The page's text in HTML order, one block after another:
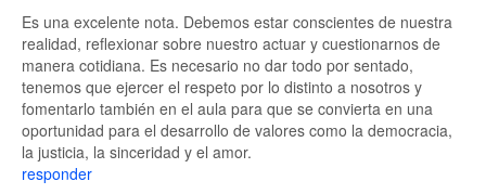
Es una excelente nota. Debemos estar conscientes de nuestra
realidad, reflexionar sobre nuestro actuar y cuestionarnos de
manera cotidiana. Es necesario no dar todo por sentado,
tenemos que ejercer el respeto por lo distinto a nosotros y
fomentarlo también en el aula para que se convierta en una
oportunidad para el desarrollo de valores como la democracia,
la justicia, la sinceridad y el amor.
responder